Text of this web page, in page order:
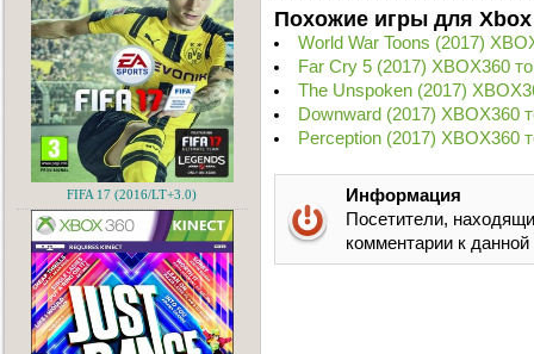
Похожие игры для Xbox
World War Toons (2017)
Far Cry 5 (2017) XBOX360
The Unspoken (2017)
Downward (2017) XBOX360
Perception (2017) XBOX360
Информация
Посетители,
комментарии к
FIFA 17 (2016/LT+3.0)